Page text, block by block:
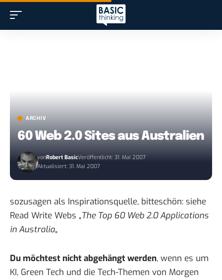
ARCHIV
60 Web 2.0 Sites aus Australien
vonRobert BasicVeröffentlicht: 31. Mai 2007
Aktualisiert: 31. Mai 2007
sozusagen als Inspirationsquelle, bitteschön: siehe
Read Write Webs „The Top 60 Web 2.0 Applications
in Australia„
Du möchtest nicht abgehängt werden, wenn es um
KI, Green Tech und die Tech-Themen von Morgen